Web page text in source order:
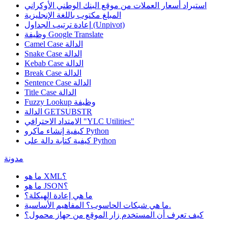
استيراد أسعار العملات من موقع البنك الوطني الأوكراني
المبلغ مكتوب باللغة الإنجليزية
إعادة ترتيب الجداول (Unpivot)
Google Translate
Camel Case الدالة
Snake Case الدالة
Kebab Case الدالة
Break Case الدالة
Sentence Case الدالة
Title Case الدالة
Fuzzy Lookup وظيفة
الدالة GETSUBSTR
الامتداد الاحترافي "YLC Utilities"
كيفية إنشاء ماكرو Python
كيفية كتابة دالة على Python
مدونة
ما هو XML؟
ما هو JSON؟
ما هي إعادة الهيكلة؟
ما هي شبكات الحاسوب؟ المفاهيم الأساسية.
كيف تعرف أن المستخدم زار الموقع من جهاز محمول؟